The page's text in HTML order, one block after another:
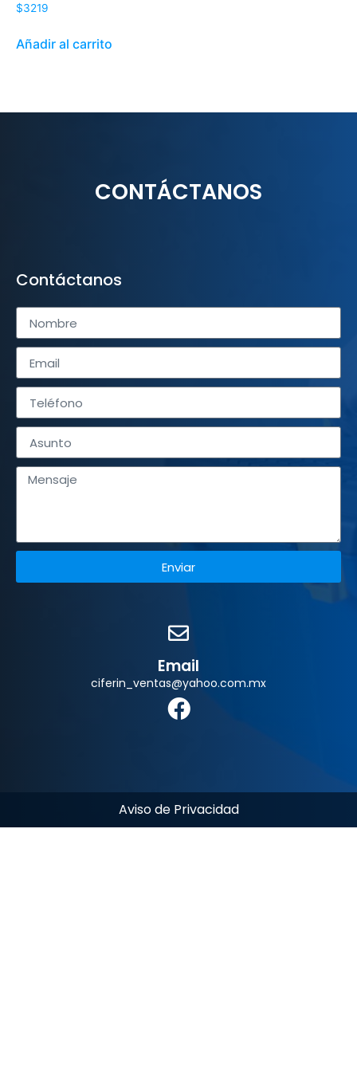
$3219
Añadir al carrito
CONTÁCTANOS
Contáctanos
Enviar
Email
ciferin_ventas@yahoo.com.mx
Aviso de Privacidad